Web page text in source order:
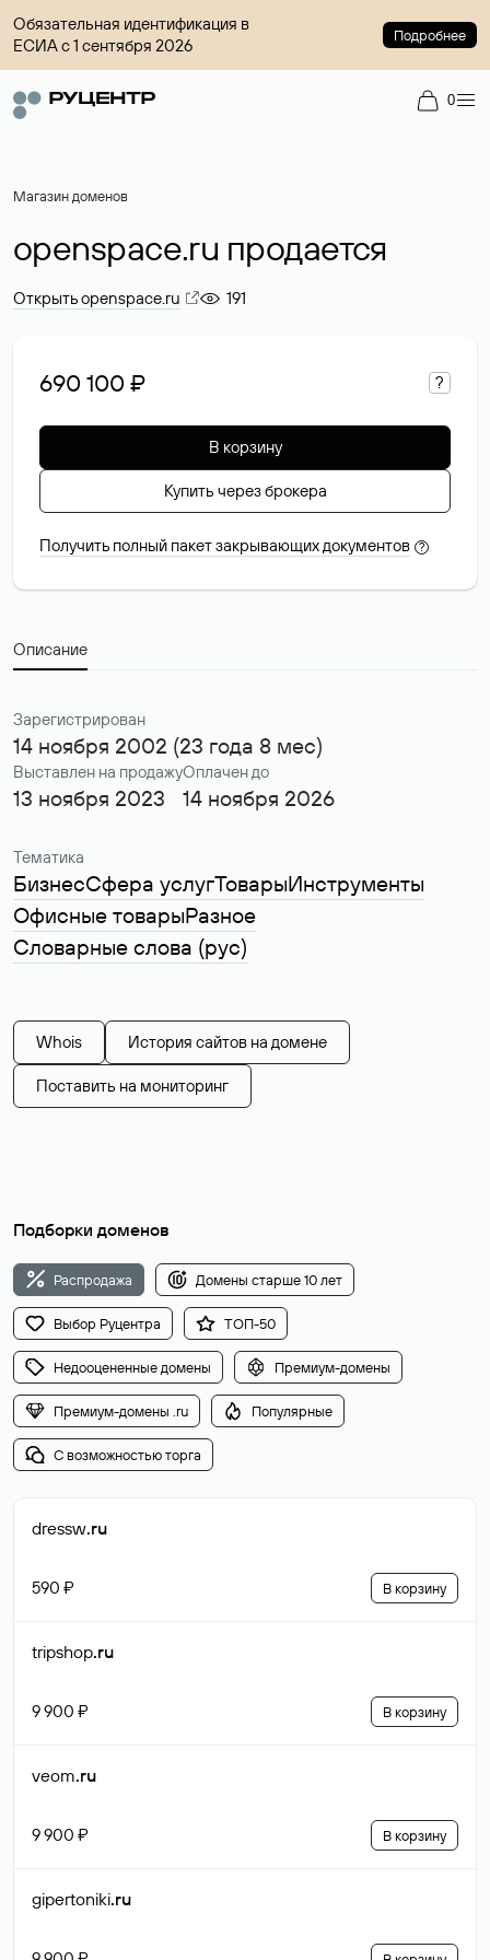
Обязательная идентификация в
ЕСИА с 1 сентября 2026
Подробнее
0
Магазин доменов
openspace.ru продается
Открыть openspace.ru 191
690 100 ₽ ?
В корзину
Купить через брокера
Получить полный пакет закрывающих документов ?
Описание
Зарегистрирован
14 ноября 2002 (23 года 8 мес)
Выставлен на продажу
13 ноября 2023
Оплачен до
14 ноября 2026
Тематика
БизнесСфера услугТоварыИнструменты
Офисные товарыРазное
Словарные слова (рус)
Whois История сайтов на домене
Поставить на мониторинг
Подборки доменов
Распродажа Домены старше 10 лет
Выбор Руцентра ТОП-50
Недооцененные домены Премиум-домены
Премиум-домены .ru Популярные
С возможностью торга
dressw.ru
590 ₽ В корзину
tripshop.ru
9 900 ₽ В корзину
veom.ru
9 900 ₽ В корзину
gipertoniki.ru